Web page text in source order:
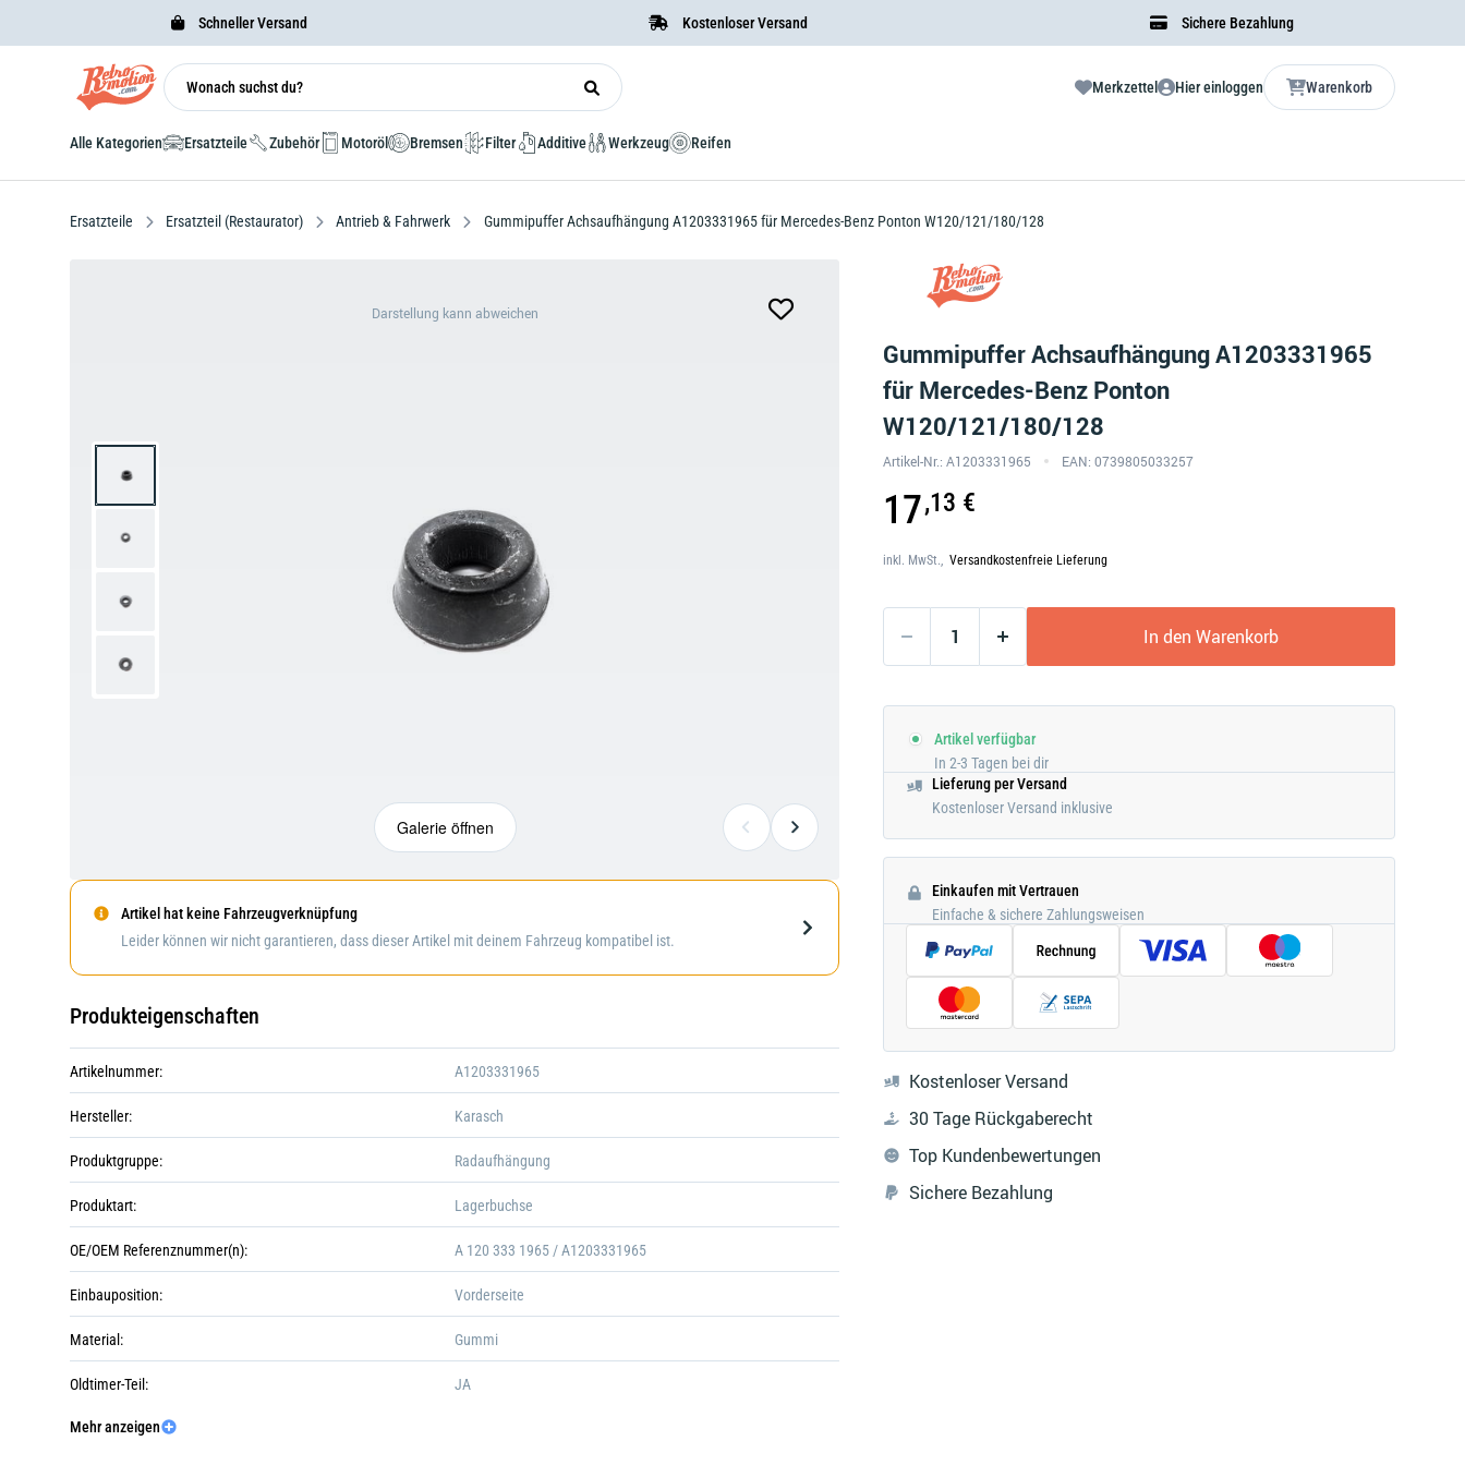
Schneller Versand Kostenloser Versand Sichere Bezahlung
Merkzettel Hier einloggen Warenkorb
Alle Kategorien Ersatzteile Zubehör Motoröl Bremsen Filter Additive Werkzeug Reifen
Ersatzteile Ersatzteil (Restaurator) Antrieb & Fahrwerk Gummipuffer Achsaufhängung A1203331965 für Mercedes-Benz Ponton W120/121/180/128
Gummipuffer Achsaufhängung A1203331965
für Mercedes-Benz Ponton
W120/121/180/128
Artikel-Nr.: A1203331965 EAN: 0739805033257
abweichen
Galerie
öffnen
Galerie
17,13 €
inkl. MwSt., Versandkostenfreie Lieferung
In den Warenkorb
Artikel verfügbar
In 2-3 Tagen bei dir
Lieferung per Versand
Kostenloser Versand inklusive
Einkaufen mit Vertrauen
Einfache & sichere Zahlungsweisen
Kostenloser Versand
30 Tage Rückgaberecht
Top Kundenbewertungen
Sichere Bezahlung
Darstellung kann abweichen
Galerie öffnen
Artikel hat keine Fahrzeugverknüpfung
Leider können wir nicht garantieren, dass dieser Artikel mit deinem Fahrzeug kompatibel ist.
Produkteigenschaften
Artikelnummer: A1203331965
Hersteller: Karasch
Produktgruppe: Radaufhängung
Produktart: Lagerbuchse
OE/OEM Referenznummer(n): A 120 333 1965 / A1203331965
Einbauposition: Vorderseite
Material: Gummi
Oldtimer-Teil: JA
Verpackungshöhe:
Mehr anzeigen